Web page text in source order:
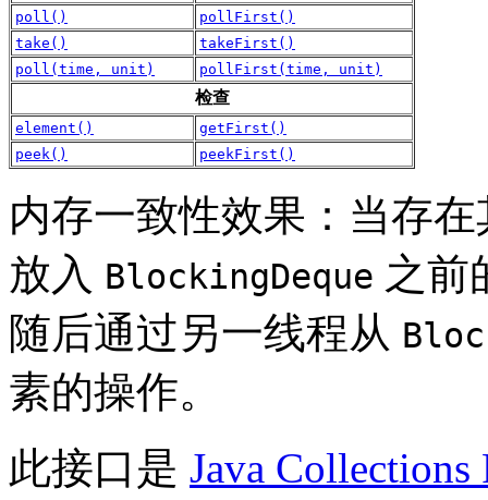
poll()
pollFirst()
take()
takeFirst()
poll(time, unit)
pollFirst(time, unit)
检查
element()
getFirst()
peek()
peekFirst()
内存一致性效果：当存
放入 BlockingDeque 之前
随后通过另一线程从
素的操作。
此接口是 Java Collections